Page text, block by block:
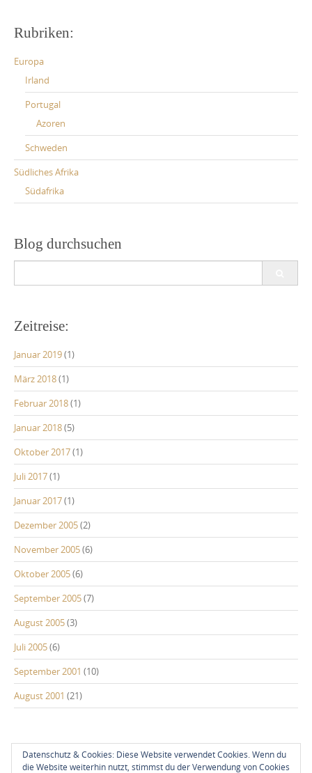
Rubriken:
Europa
Irland
Portugal
Azoren
Schweden
Südliches Afrika
Südafrika
Blog durchsuchen
Zeitreise:
Januar 2019(1)
März 2018(1)
Februar 2018(1)
Januar 2018(5)
Oktober 2017(1)
Juli 2017(1)
Januar 2017(1)
Dezember 2005(2)
November 2005(6)
Oktober 2005(6)
September 2005(7)
August 2005(3)
Juli 2005(6)
September 2001 (10)
August 2001 (21)
Datenschutz & Cookies: Diese Website verwendet Cookies. Wenn du
die Website weiterhin nutzt, stimmst du der Verwendung von Cookies